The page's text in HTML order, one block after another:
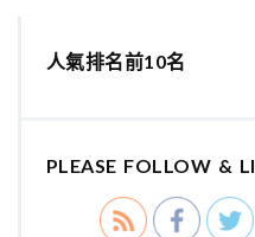
人氣排名前10名
PLEASE FOLLOW &